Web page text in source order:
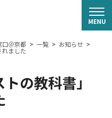
＠京都 一覧 お知らせ
れました
の教科書」